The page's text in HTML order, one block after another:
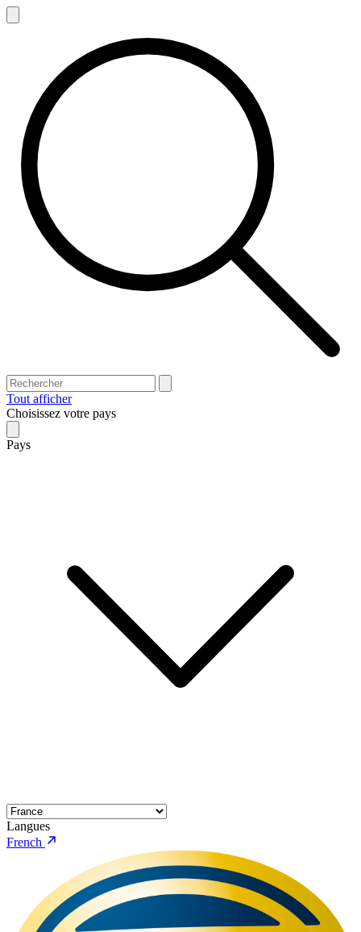
Tout afficher
Choisissez votre pays
Pays
Langues
French